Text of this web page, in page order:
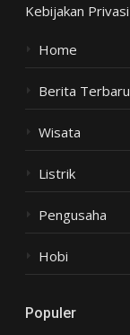
Kebijakan Privasi
Home
Berita Terbaru
Wisata
Listrik
Pengusaha
Hobi
Populer